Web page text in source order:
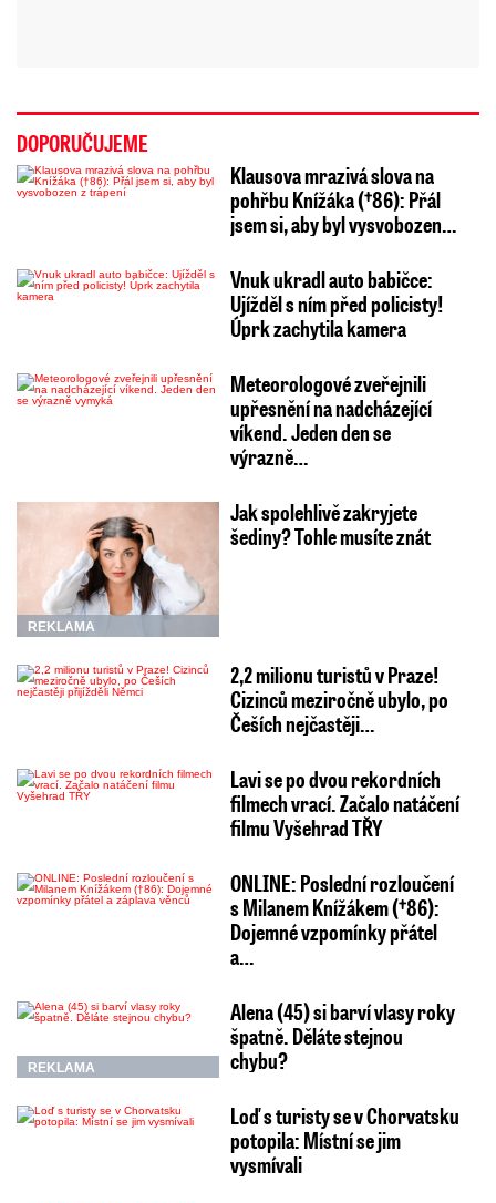
DOPORUČUJEME
Klausova mrazivá slova na
pohřbu Knížáka (†86): Přál
jsem si, aby byl vysvobozen…
Vnuk ukradl auto babičce:
Ujížděl s ním před policisty!
Úprk zachytila kamera
Meteorologové zveřejnili
upřesnění na nadcházející
víkend. Jeden den se
výrazně…
REKLAMA
Jak spolehlivě zakryjete
šediny? Tohle musíte znát
2,2 milionu turistů v Praze!
Cizinců meziročně ubylo, po
Češích nejčastěji…
Lavi se po dvou rekordních
filmech vrací. Začalo natáčení
filmu Vyšehrad TŘY
ONLINE: Poslední rozloučení
s Milanem Knížákem (†86):
Dojemné vzpomínky přátel
a…
REKLAMA
Alena (45) si barví vlasy roky
špatně. Děláte stejnou
chybu?
Loď s turisty se v Chorvatsku
potopila: Místní se jim
vysmívali